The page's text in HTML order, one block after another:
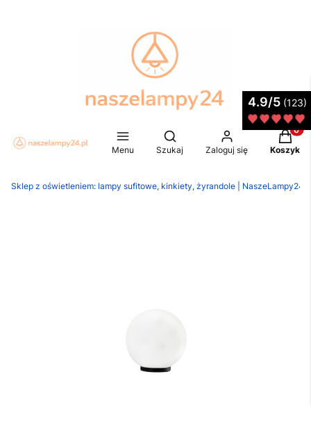
Menu
Otwórz wyszukiwarkę
Szukaj Zaloguj się Koszyk
Sklep z oświetleniem: lampy sufitowe, kinkiety, żyrandole |
4.9/5 (123)